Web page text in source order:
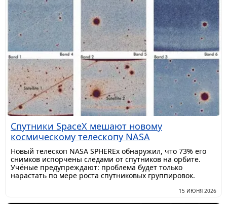
Спутники SpaceX мешают новому
космическому телескопу NASA
Новый телескоп NASA SPHEREx обнаружил, что 73% его
снимков испорчены следами от спутников на орбите.
Учёные предупреждают: проблема будет только
нарастать по мере роста спутниковых группировок.
15 ИЮНЯ 2026